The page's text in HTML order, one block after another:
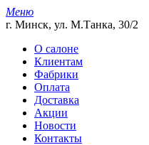
Меню
г. Минск, ул. М.Танка, 30/2
О салоне
Клиентам
Фабрики
Оплата
Доставка
Акции
Новости
Контакты